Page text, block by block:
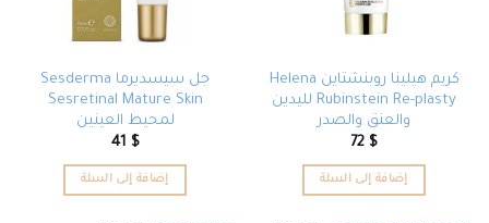
كريم هيلينا روبنشتاين Helena
Rubinstein Re-plasty لليدين
والعنق والصدر
72 $
إضافة إلى السلة
جل سيسديرما Sesderma
Sesretinal Mature Skin
لمحيط العينين
41 $
إضافة إلى السلة